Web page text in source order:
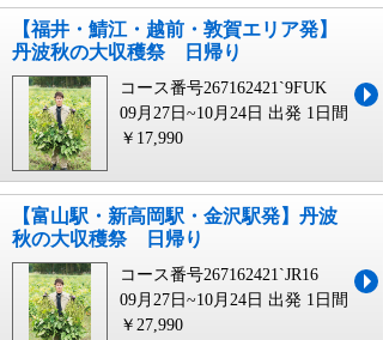
【福井・鯖江・越前・敦賀エリア発】
丹波秋の大収穫祭 日帰り
コース番号267162421`9FUK
09月27日~10月24日 出発 1日間
￥17,990
【富山駅・新高岡駅・金沢駅発】丹波
秋の大収穫祭 日帰り
コース番号267162421`JR16
09月27日~10月24日 出発 1日間
￥27,990